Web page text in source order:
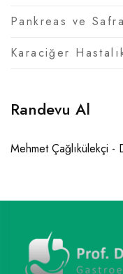
Pankreas ve
Karaciğer
Randevu Al
Mehmet Çağlıkülekçi -